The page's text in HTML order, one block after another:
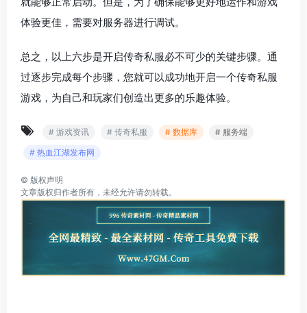
体验更佳，需要对服务器进行调试。
总之，以上六步是开启传奇私服必不可少的关键步骤。通
过逐步完成每个步骤，您就可以成功地开启一个传奇私服
游戏，为自己和玩家们创造出更多的乐趣体验。
# 游戏资讯 # 传奇私服 # 数据库
# 服务端
# 热血江湖发布网
© 版权声明
文章版权归作者所有，未经允许请勿转载。